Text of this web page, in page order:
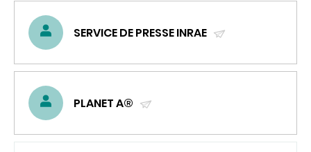
SERVICE DE PRESSE INRAE
UN
PLANET A®
UN